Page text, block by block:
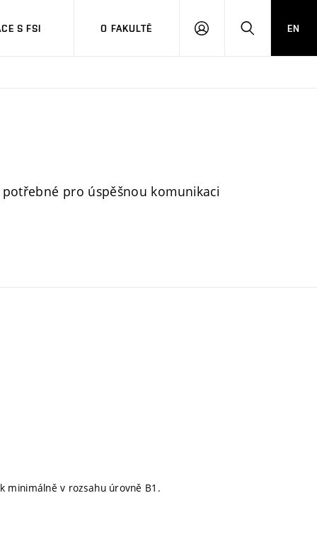
S FSI O FAKULTĚ
PŘIHLÁŠENÍHLEDAT
EN
pro úspěšnou komunikaci
minimálně v rozsahu úrovně B1.